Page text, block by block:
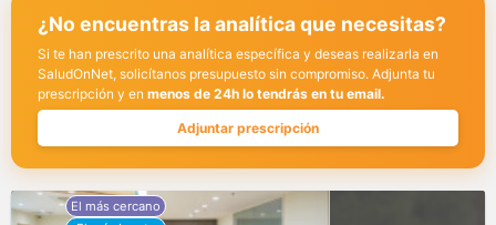
¿No encuentras la analítica que necesitas?
Si te han prescrito una analítica específica y deseas realizarla en
SaludOnNet, solicítanos presupuesto sin compromiso. Adjunta tu
prescripción y en menos de 24h lo tendrás en tu email.
Adjuntar prescripción